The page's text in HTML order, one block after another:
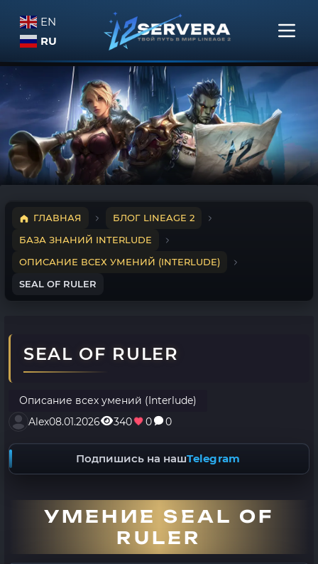
EN
RU
ГЛАВНАЯ
БЛОГ LINEAGE 2
БАЗА ЗНАНИЙ INTERLUDE
ОПИСАНИЕ ВСЕХ УМЕНИЙ (INTERLUDE)
SEAL OF RULER
SEAL OF RULER
Описание всех умений (Interlude)
Alex08.01.2026 340 0 0
Подпишись на нашTelegram
УМЕНИЕ SEAL OF
RULER